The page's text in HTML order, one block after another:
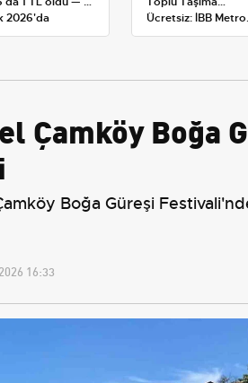
2026'da
giren tarife
Ücretsiz: İBB Metro,
Metrobüs ve
Çamköy Boğa
Boğa Güreşi
16:33